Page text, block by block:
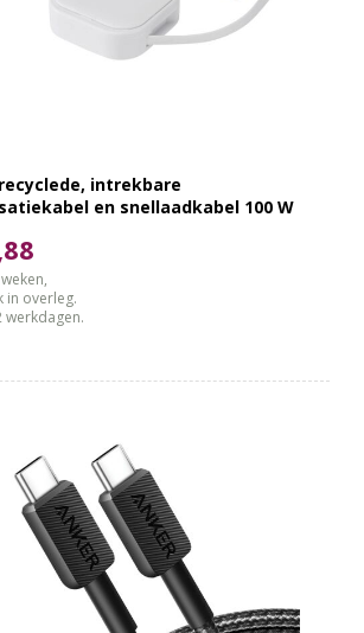
intrekbare
en snellaadkabel 100 W
overleg.
werkdagen.